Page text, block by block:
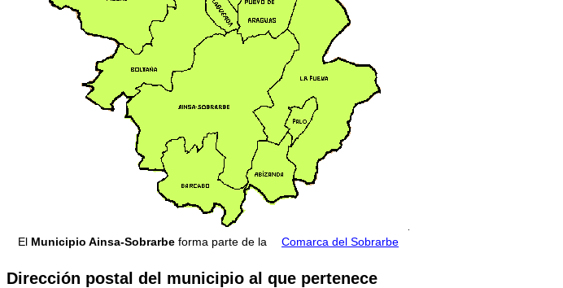
El Municipio Ainsa-Sobrarbe forma parte de la Comarca del Sobrarbe
Dirección postal del municipio al que pertenece